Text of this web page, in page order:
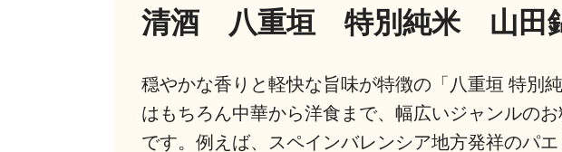
清酒 八重垣 特別純米 山田
穏やかな香りと軽快な旨味が特徴の「八重垣 特別
はもちろん中華から洋食まで、幅広いジャンルの
です。例えば、スペインバレンシア地方発祥のパ